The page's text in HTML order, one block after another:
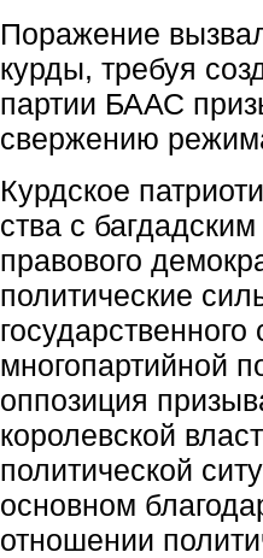
Поражение
курды, требуя
партии БААС
сверже­нию
Курдское
ства с
право­вого
политичес­кие
многопартийной
оппозиция
королевской
политической
основном
отношении